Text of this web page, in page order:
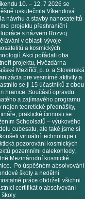
10. – 12. 7 2026 se
uskutečnila Víkendová
návrhu a stavby nanosatelitů
projektu přeshraniční
s názvem Rozvoj
v oblasti vývoje
a kosmických
Akci pořádali oba
projektu, Hvězdárna
Meziříčí, p. o. a Slovenská
pre vesmírné aktivity a
se ji 15 účastníků z obou
hranice. Součástí opravdu
a zajímavého programu
nejen teoretické přednášky,
praktické činnosti se
Schoolsatů – výukového
cubesatu, ale také jsme si
virtuální technologie i
pozorování kosmických
pozemními dalekohledy,
Mezinárodní kosmické
Po úspěšném absolvování
školy a nedělní
práce obdrželi všichni
certifikát o absolvování
školy.